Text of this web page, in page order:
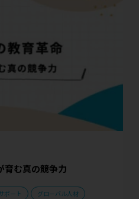
育む真の競争力
ポート
グローバル人材